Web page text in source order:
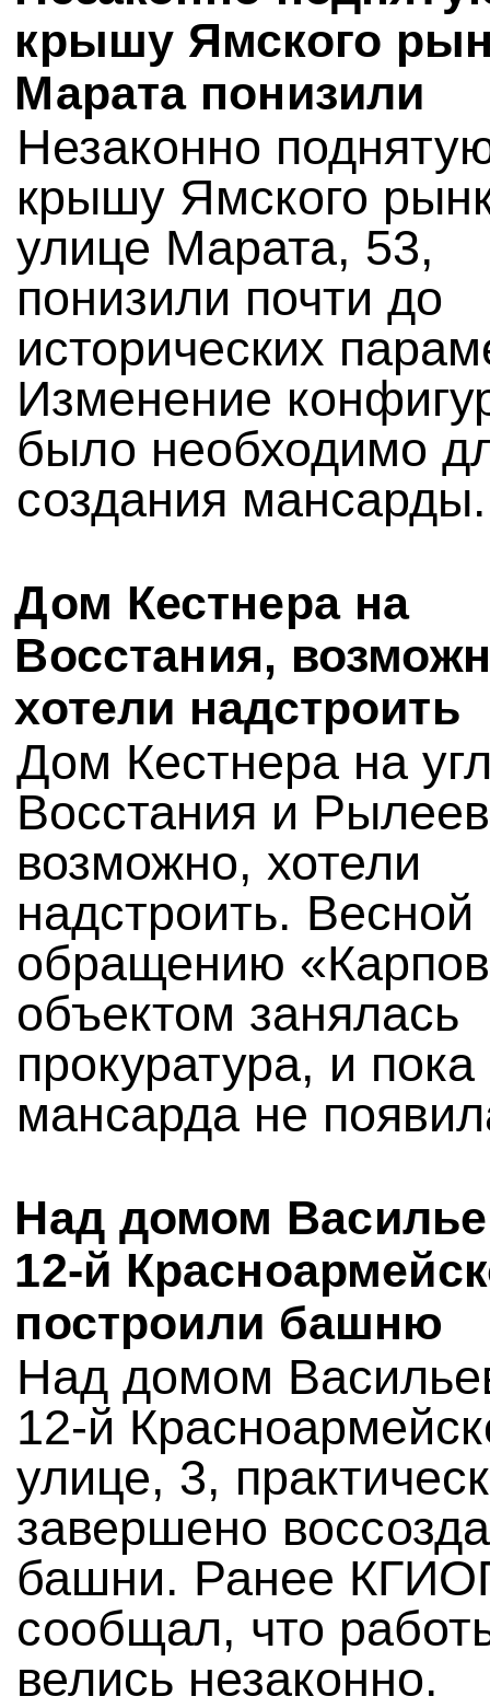
крышу Ямского
Марата понизили
Незаконно
крышу Ямского
улице Марата, 53,
понизили почти до
исторических
Изменение
было необходимо
создания мансарды.
Дом Кестнера на
Восстания,
хотели надстроить
Дом Кестнера на
Восстания и
возможно, хотели
надстроить. Весной
обращению
объектом занялась
прокуратура, и пока
мансарда не
Над домом
12-й
построили башню
Над домом
12-й
улице, 3,
завершено
башни. Ранее
сообщал, что
велись незаконно.